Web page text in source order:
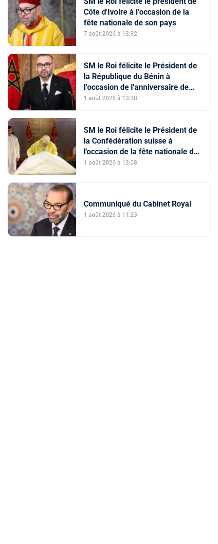
Côte d'Ivoire à l’occasion de la
fête nationale de son pays
7 août 2026 à 13:32
SM le Roi félicite le Président de
la République du Bénin à
l’occasion de l'anniversaire de
l’Indépendance de son pays
1 août 2026 à 13:38
SM le Roi félicite le Président de
la Confédération suisse à
l'occasion de la fête nationale de
son pays
1 août 2026 à 13:08
Communiqué du Cabinet Royal
1 août 2026 à 11:23